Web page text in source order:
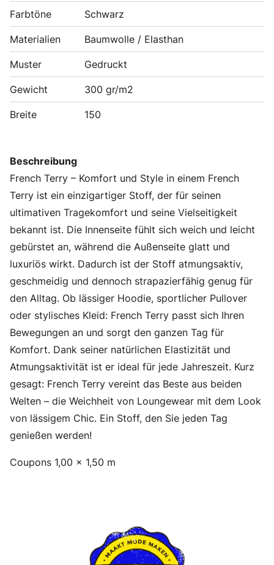
Farbtöne Schwarz
Materialien Baumwolle / Elasthan
Muster Gedruckt
Gewicht 300 gr/m2
Breite 150
Beschreibung
French Terry – Komfort und Style in einem French
Terry ist ein einzigartiger Stoff, der für seinen
ultimativen Tragekomfort und seine Vielseitigkeit
bekannt ist. Die Innenseite fühlt sich weich und leicht
gebürstet an, während die Außenseite glatt und
luxuriös wirkt. Dadurch ist der Stoff atmungsaktiv,
geschmeidig und dennoch strapazierfähig genug für
den Alltag. Ob lässiger Hoodie, sportlicher Pullover
oder stylisches Kleid: French Terry passt sich Ihren
Bewegungen an und sorgt den ganzen Tag für
Komfort. Dank seiner natürlichen Elastizität und
Atmungsaktivität ist er ideal für jede Jahreszeit. Kurz
gesagt: French Terry vereint das Beste aus beiden
Welten – die Weichheit von Loungewear mit dem Look
von lässigem Chic. Ein Stoff, den Sie jeden Tag
genießen werden!
Coupons 1,00 x 1,50 m